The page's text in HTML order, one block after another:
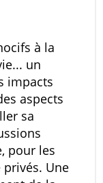
à la
un
impacts
aspects
sa
pour les
Une